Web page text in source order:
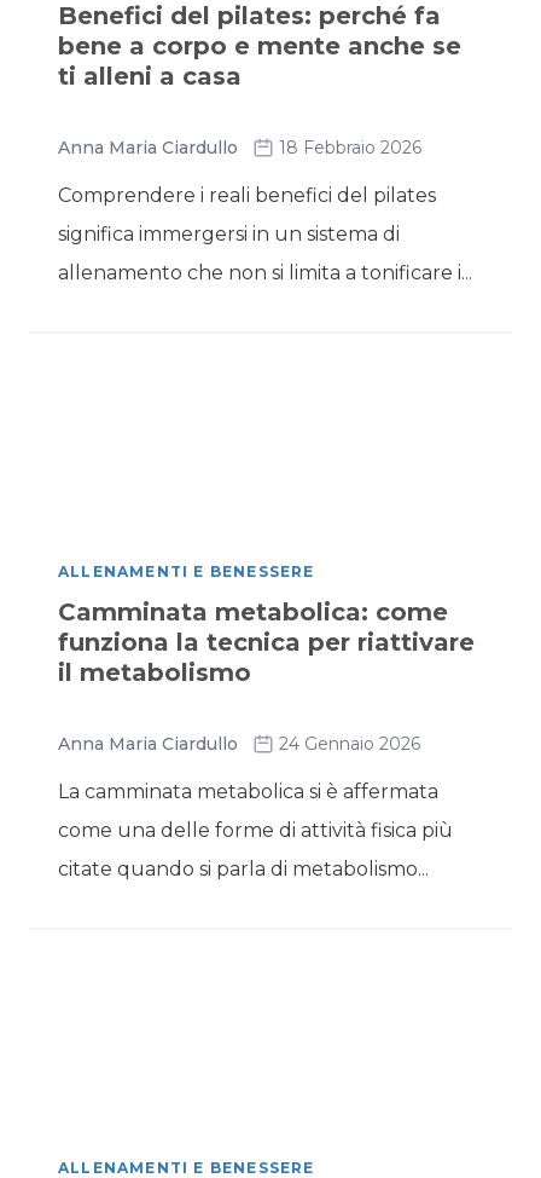
Benefici del pilates: perché fa
bene a corpo e mente anche se
ti alleni a casa
Anna Maria Ciardullo 18 Febbraio 2026
Comprendere i reali benefici del pilates
significa immergersi in un sistema di
allenamento che non si limita a tonificare i...
ALLENAMENTI E BENESSERE
Camminata metabolica: come
funziona la tecnica per riattivare
il metabolismo
Anna Maria Ciardullo 24 Gennaio 2026
La camminata metabolica si è affermata
come una delle forme di attività fisica più
citate quando si parla di metabolismo...
ALLENAMENTI E BENESSERE